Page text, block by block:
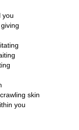
you
skin
you